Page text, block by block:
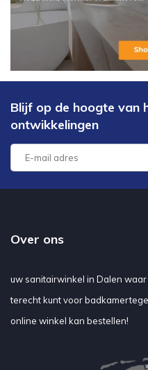
Blijf op de hoogte van
ontwikkelingen
Over ons
uw sanitairwinkel in Dalen
terecht kunt voor
online winkel kan bestellen!